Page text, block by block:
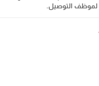
لموظف التوصيل.